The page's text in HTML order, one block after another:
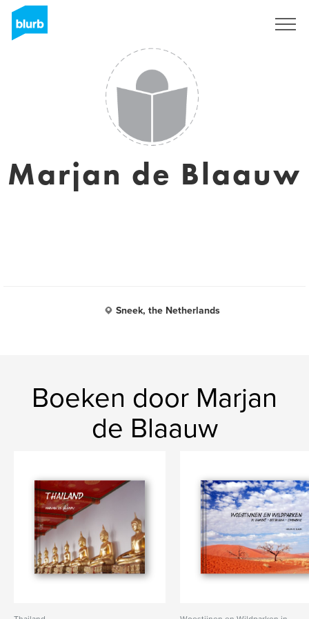
Marjan de Blaauw
Sneek, the Netherlands
Boeken door Marjan
de Blaauw